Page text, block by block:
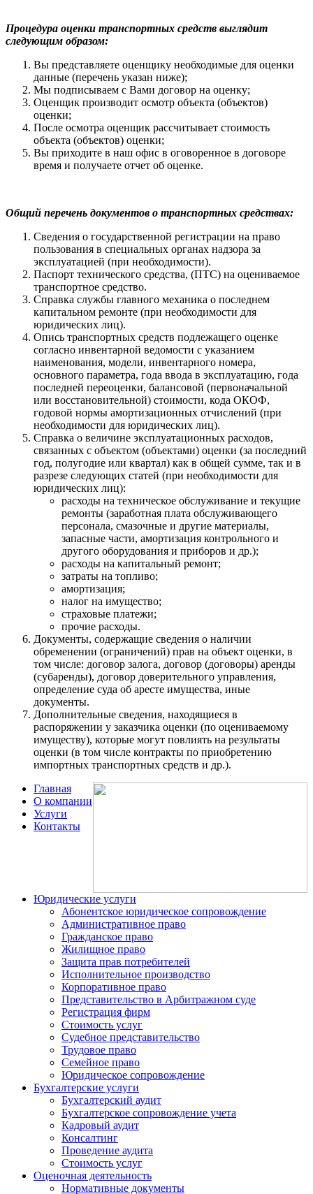
Процедура оценки транспортных средств выглядит
следующим образом:
Вы представляете оценщику необходимые для оценки
данные (перечень указан ниже);
Мы подписываем с Вами договор на оценку;
Оценщик производит осмотр объекта (объектов)
оценки;
После осмотра оценщик рассчитывает стоимость
объекта (объектов) оценки;
Вы приходите в наш офис в оговоренное в договоре
время и получаете отчет об оценке.
Общий перечень документов о транспортных средствах:
Сведения о государственной регистрации на право
пользования в специальных органах надзора за
эксплуатацией (при необходимости).
Паспорт технического средства, (ПТС) на оцениваемое
транспортное средство.
Справка службы главного механика о последнем
капитальном ремонте (при необходимости для
юридических лиц).
Опись транспортных средств подлежащего оценке
согласно инвентарной ведомости с указанием
наименования, модели, инвентарного номера,
основного параметра, года ввода в эксплуатацию, года
последней переоценки, балансовой (первоначальной
или восстановительной) стоимости, кода ОКОФ,
годовой нормы амортизационных отчислений (при
необходимости для юридических лиц).
Справка о величине эксплуатационных расходов,
связанных с объектом (объектами) оценки (за последний
год, полугодие или квартал) как в общей сумме, так и в
разрезе следующих статей (при необходимости для
юридических лиц):
расходы на техническое обслуживание и текущие
ремонты (заработная плата обслуживающего
персонала, смазочные и другие материалы,
запасные части, амортизация контрольного и
другого оборудования и приборов и др.);
расходы на капитальный ремонт;
затраты на топливо;
амортизация;
налог на имущество;
страховые платежи;
прочие расходы.
Документы, содержащие сведения о наличии
обременении (ограничений) прав на объект оценки, в
том числе: договор залога, договор (договоры) аренды
(субаренды), договор доверительного управления,
определение суда об аресте имущества, иные
документы.
Дополнительные сведения, находящиеся в
распоряжении у заказчика оценки (по оцениваемому
имуществу), которые могут повлиять на результаты
оценки (в том числе контракты по приобретению
импортных транспортных средств и др.).
Главная
О компании
Услуги
Контакты
Юридические услуги
Абонентское юридическое сопровождение
Административное право
Гражданское право
Жилищное право
Защита прав потребителей
Исполнительное производство
Корпоративное право
Представительство в Арбитражном суде
Регистрация фирм
Стоимость уcлуг
Судебное представительство
Трудовое право
Семейное право
Юридическое сопровождение
Бухгалтерские услуги
Бухгалтерский аудит
Бухгалтерское сопровождение учета
Кадровый аудит
Консалтинг
Проведение аудита
Стоимость услуг
Оценочная деятельность
Нормативные документы